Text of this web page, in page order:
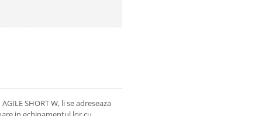
SHORT W, li se adreseaza